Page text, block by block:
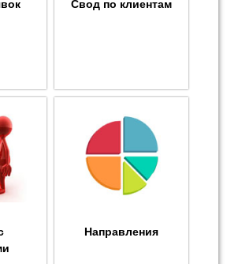
Свод по клиентам
Направления